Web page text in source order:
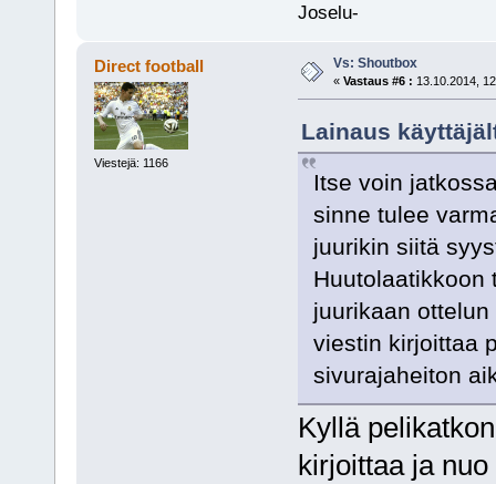
Joselu-
Direct football
Viestejä: 1166
Vs: Shoutbox
« Vastaus #6 : 13.10.2014,
Lainaus
Itse voin
sinne tulee
juurikin siitä
Huutolaatikkoon
juurikaan
viestin kirjoittaa
sivurajaheiton
Kyllä
kirjoittaa ja